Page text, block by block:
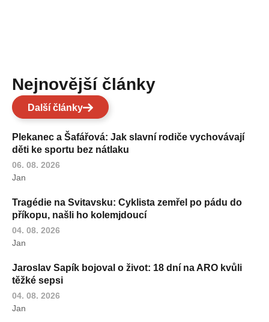
Nejnovější články
Další články
Plekanec a Šafářová: Jak slavní rodiče vychovávají
děti ke sportu bez nátlaku
06. 08. 2026
Jan
Tragédie na Svitavsku: Cyklista zemřel po pádu do
příkopu, našli ho kolemjdoucí
04. 08. 2026
Jan
Jaroslav Sapík bojoval o život: 18 dní na ARO kvůli
těžké sepsi
04. 08. 2026
Jan